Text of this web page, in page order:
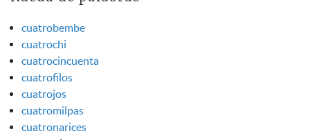
cuatrobembe
cuatrochi
cuatrocincuenta
cuatrofilos
cuatrojos
cuatromilpas
cuatronarices